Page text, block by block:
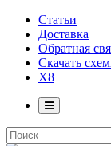
Статьи
Доставка
Обратная
Скачать
X8